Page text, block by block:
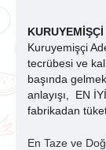
Kuruyemişçi
tecrübesi ve
başında
anlayışı,
EN
fabrikadan
En Taze ve